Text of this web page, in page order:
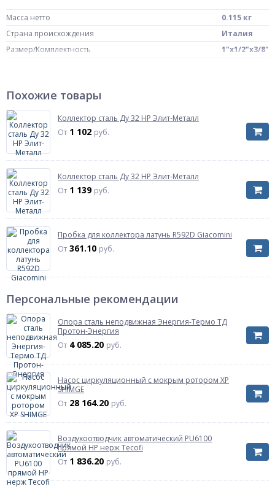
Масса нетто
0.115 кг
Страна происхождения
Италия
Размер/Комплектность
1"x1/2"x3/8"
Похожие товары
Коллектор сталь Ду 32 НР Элит-Металл
От 1 102 руб.
Коллектор сталь Ду 32 НР Элит-Металл
От 1 139 руб.
Пробка для коллектора латунь R592D Giacomini
От 361.10 руб.
Персональные рекомендации
Опора сталь неподвижная Энергия-Термо ТД
Протон-Энергия
От 4 085.20 руб.
Насос циркуляционный с мокрым ротором XP
SHIMGE
От 28 164.20 руб.
Воздухоотводчик автоматический PU6100
прямой НР нерж Tecofi
От 1 836.20 руб.